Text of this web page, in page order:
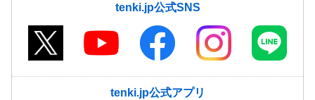
tenki.jp公式SNS
tenki.jp公式アプリ